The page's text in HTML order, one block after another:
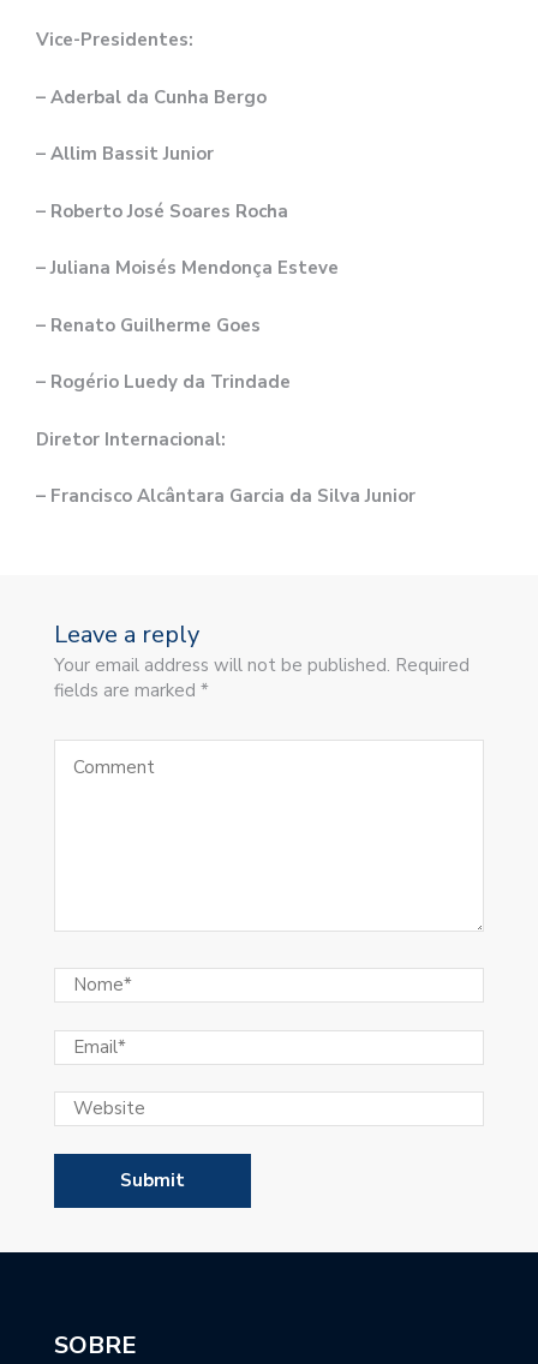
Vice-Presidentes:
– Aderbal da Cunha Bergo
– Allim Bassit Junior
– Roberto José Soares Rocha
– Juliana Moisés Mendonça Esteve
– Renato Guilherme Goes
– Rogério Luedy da Trindade
Diretor Internacional:
– Francisco Alcântara Garcia da Silva Junior
Leave a reply
Your email address will not be published. Required
fields are marked *
SOBRE